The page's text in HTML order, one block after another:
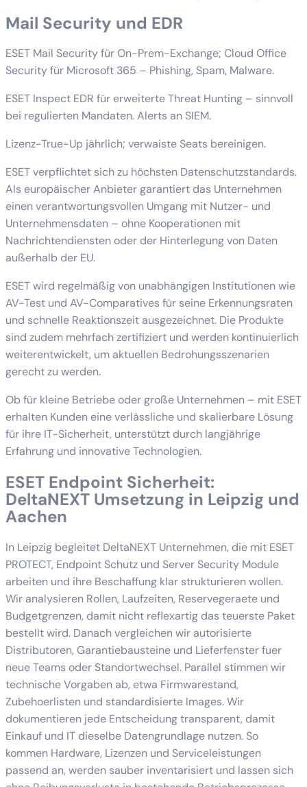
Mail Security und EDR
ESET Mail Security für On-Prem-Exchange; Cloud Office
Security für Microsoft 365 – Phishing, Spam, Malware.
ESET Inspect EDR für erweiterte Threat Hunting – sinnvoll
bei regulierten Mandaten. Alerts an SIEM.
Lizenz-True-Up jährlich; verwaiste Seats bereinigen.
ESET verpflichtet sich zu höchsten Datenschutzstandards.
Als europäischer Anbieter garantiert das Unternehmen
einen verantwortungsvollen Umgang mit Nutzer- und
Unternehmensdaten – ohne Kooperationen mit
Nachrichtendiensten oder der Hinterlegung von Daten
außerhalb der EU.
ESET wird regelmäßig von unabhängigen Institutionen wie
AV-Test und AV-Comparatives für seine Erkennungsraten
und schnelle Reaktionszeit ausgezeichnet. Die Produkte
sind zudem mehrfach zertifiziert und werden kontinuierlich
weiterentwickelt, um aktuellen Bedrohungsszenarien
gerecht zu werden.
Ob für kleine Betriebe oder große Unternehmen – mit ESET
erhalten Kunden eine verlässliche und skalierbare Lösung
für ihre IT-Sicherheit, unterstützt durch langjährige
Erfahrung und innovative Technologien.
ESET Endpoint Sicherheit:
DeltaNEXT Umsetzung in Leipzig und
Aachen
In Leipzig begleitet DeltaNEXT Unternehmen, die mit ESET
PROTECT, Endpoint Schutz und Server Security Module
arbeiten und ihre Beschaffung klar strukturieren wollen.
Wir analysieren Rollen, Laufzeiten, Reservegeraete und
Budgetgrenzen, damit nicht reflexartig das teuerste Paket
bestellt wird. Danach vergleichen wir autorisierte
Distributoren, Garantiebausteine und Lieferfenster fuer
neue Teams oder Standortwechsel. Parallel stimmen wir
technische Vorgaben ab, etwa Firmwarestand,
Zubehoerlisten und standardisierte Images. Wir
dokumentieren jede Entscheidung transparent, damit
Einkauf und IT dieselbe Datengrundlage nutzen. So
kommen Hardware, Lizenzen und Serviceleistungen
passend an, werden sauber inventarisiert und lassen sich